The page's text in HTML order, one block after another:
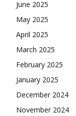
June 2025
May 2025
April 2025
March 2025
February 2025
January 2025
December 2024
November 2024